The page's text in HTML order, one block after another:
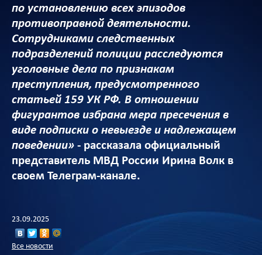
по установлению всех эпизодов
противоправной деятельности.
Сотрудниками следственных
подразделений полиции расследуются
уголовные дела по признакам
преступления, предусмотренного
статьей 159 УК РФ. В отношении
фигурантов избрана мера пресечения в
виде подписки о невыезде и надлежащем
поведении» - рассказала официальный
представитель МВД России Ирина Волк в
своем Телеграм-канале.
23.09.2025
Все новости